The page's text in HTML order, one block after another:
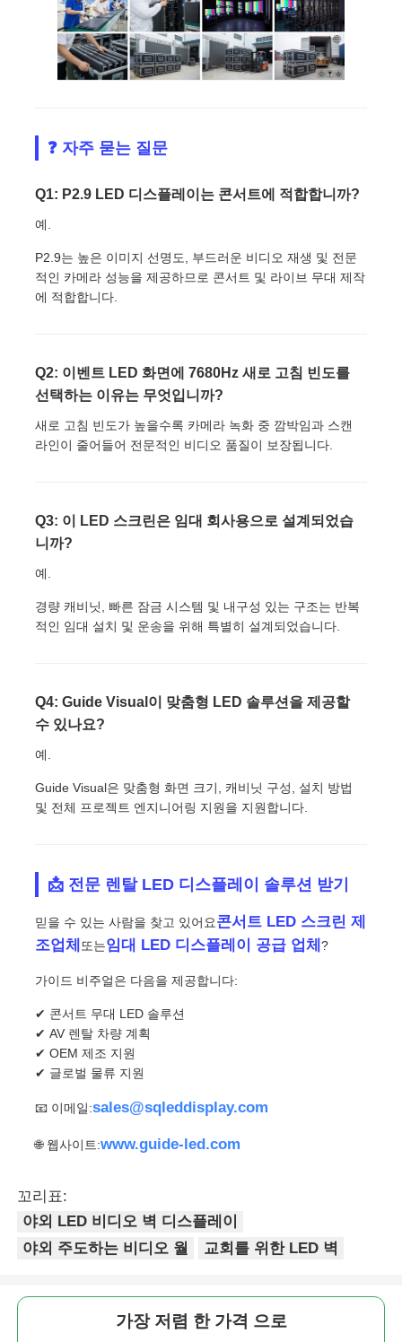
❓ 자주 묻는 질문
Q1: P2.9 LED 디스플레이는 콘서트에 적합합니까?
예.
P2.9는 높은 이미지 선명도, 부드러운 비디오 재생 및 전문
적인 카메라 성능을 제공하므로 콘서트 및 라이브 무대 제작
에 적합합니다.
Q2: 이벤트 LED 화면에 7680Hz 새로 고침 빈도를
선택하는 이유는 무엇입니까?
새로 고침 빈도가 높을수록 카메라 녹화 중 깜박임과 스캔
라인이 줄어들어 전문적인 비디오 품질이 보장됩니다.
Q3: 이 LED 스크린은 임대 회사용으로 설계되었습
니까?
예.
경량 캐비닛, 빠른 잠금 시스템 및 내구성 있는 구조는 반복
적인 임대 설치 및 운송을 위해 특별히 설계되었습니다.
Q4: Guide Visual이 맞춤형 LED 솔루션을 제공할
수 있나요?
예.
Guide Visual은 맞춤형 화면 크기, 캐비닛 구성, 설치 방법
및 전체 프로젝트 엔지니어링 지원을 지원합니다.
📩 전문 렌탈 LED 디스플레이 솔루션 받기
믿을 수 있는 사람을 찾고 있어요콘서트 LED 스크린 제
조업체 또는임대 LED 디스플레이 공급 업체?
가이드 비주얼은 다음을 제공합니다:
✔ 콘서트 무대 LED 솔루션
✔ AV 렌탈 차량 계획
✔ OEM 제조 지원
✔ 글로벌 물류 지원
📧 이메일:sales@sqleddisplay.com
🌐 웹사이트:www.guide-led.com
꼬리표:
야외 LED 비디오 벽 디스플레이
야외 주도하는 비디오 월
교회를 위한 LED 벽
가장 저렴 한 가격 으로